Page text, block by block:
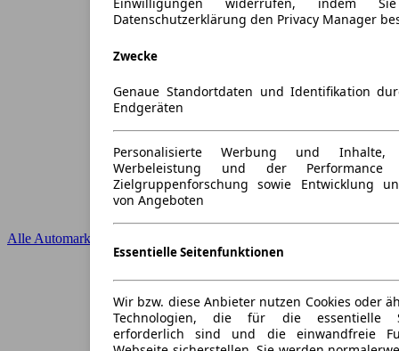
Einwilligungen widerrufen, indem
Datenschutzerklärung den Privacy Manager
Zwecke
Genaue Standortdaten und Identifikation
Endgeräten
Personalisierte Werbung und Inhalte,
Werbeleistung und der
Zielgruppenforschung sowie Entwicklung
von Angeboten
Essentielle Seitenfunktionen
Wir bzw. diese Anbieter nutzen Cookies oder
Technologien, die für die essentielle
erforderlich sind und die einwandfreie
Alle Automarken